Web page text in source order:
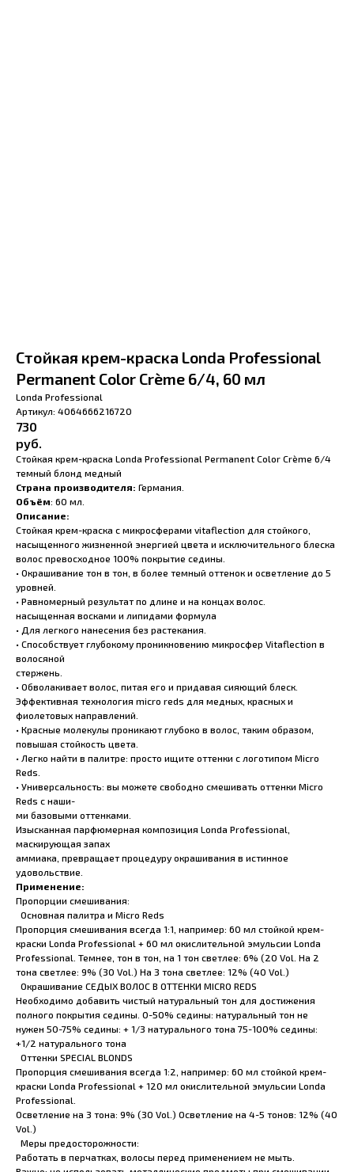
Стойкая крем-краска Londa Professional
Permanent Color Crème 6/4, 60 мл
Londa Professional
Артикул: 4064666216720
730
руб.
Стойкая крем-краска Londa Professional Permanent Color Crème 6/4
темный блонд медный
Страна производителя: Германия.
Объём: 60 мл.
Описание:
Стойкая крем-краска с микросферами vitaflection для стойкого,
насыщенного жизненной энергией цвета и исключительного блеска
волос превосходное 100% покрытие седины.
• Окрашивание тон в тон, в более темный оттенок и осветление до 5
уровней.
• Равномерный результат по длине и на концах волос.
насыщенная восками и липидами формула
• Для легкого нанесения без растекания.
• Способствует глубокому проникновению микросфер Vitaflection в
волосяной
стержень.
• Обволакивает волос, питая его и придавая сияющий блеск.
Эффективная технология micro reds для медных, красных и
фиолетовых направлений.
• Красные молекулы проникают глубоко в волос, таким образом,
повышая стойкость цвета.
• Легко найти в палитре: просто ищите оттенки с логотипом Micro
Reds.
• Универсальность: вы можете свободно смешивать оттенки Micro
Reds с наши-
ми базовыми оттенками.
Изысканная парфюмерная композиция Londa Professional,
маскирующая запах
аммиака, превращает процедуру окрашивания в истинное
удовольствие.
Применение:
Пропорции смешивания:
Основная палитра и Micro Reds
Пропорция смешивания всегда 1:1, например: 60 мл стойкой крем-
краски Londa Professional + 60 мл окислительной эмульсии Londa
Professional. Темнее, тон в тон, на 1 тон светлее: 6% (20 Vol. На 2
тона светлее: 9% (30 Vol.) На 3 тона светлее: 12% (40 Vol.)
Окрашивание СЕДЫХ ВОЛОС В ОТТЕНКИ MICRO REDS
Необходимо добавить чистый натуральный тон для достижения
полного покрытия седины. 0-50% седины: натуральный тон не
нужен 50-75% седины: + 1/3 натурального тона 75-100% седины:
+1/2 натурального тона
Оттенки SPECIAL BLONDS
Пропорция смешивания всегда 1:2, например: 60 мл стойкой крем-
краски Londa Professional + 120 мл окислительной эмульсии Londa
Professional.
Осветление на 3 тона: 9% (30 Vol.) Осветление на 4-5 тонов: 12% (40
Vol.)
Меры предосторожности:
Работать в перчатках, волосы перед применением не мыть.